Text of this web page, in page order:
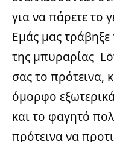
για να πάρετε το
Εμάς μας τράβηξε
της μπυραρίας
σας το πρότεινα,
όμορφο
και το φαγητό
πρότεινα να